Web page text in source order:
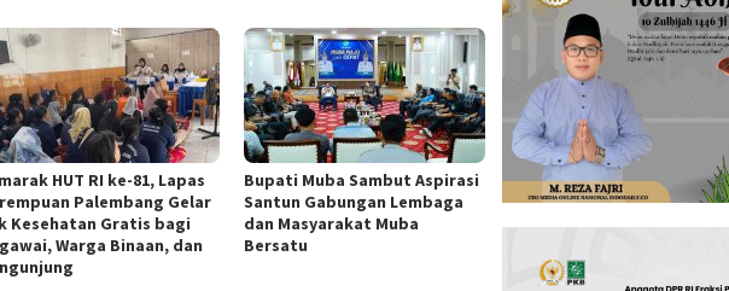
HUT RI ke-81, Lapas
Palembang Gelar
Kesehatan Gratis bagi
Warga Binaan, dan
Bupati Muba Sambut Aspirasi
Santun Gabungan Lembaga
dan Masyarakat Muba
Bersatu